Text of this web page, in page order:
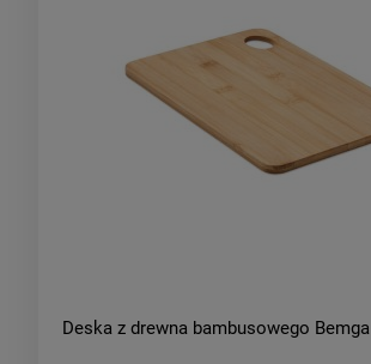
Deska z drewna bambusowego Bemga